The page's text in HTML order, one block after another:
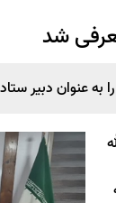
شد
به عنوان دبیر